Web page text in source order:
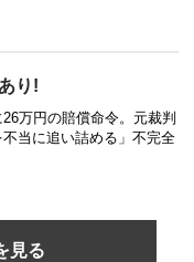
り!
万円の賠償命令。元裁判
当に追い詰める」不完全
見る